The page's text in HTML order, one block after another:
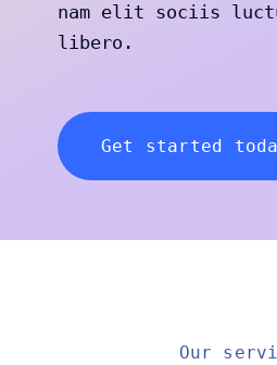
nam elit sociis
libero.
Get started
Our